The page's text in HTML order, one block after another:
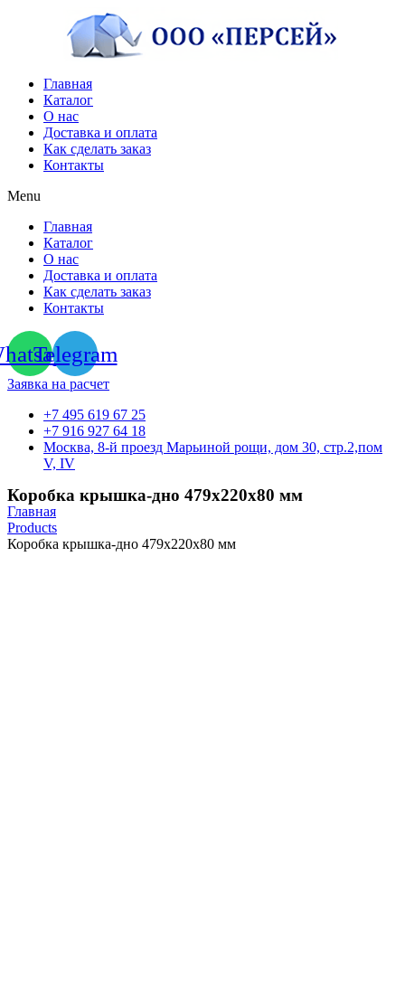
содержимому
Главная
Каталог
О нас
Доставка и оплата
Как сделать заказ
Контакты
Menu
Главная
Каталог
О нас
Доставка и оплата
Как сделать заказ
Контакты
Telegram
Заявка на расчет
+7 495 619 67 25
+7 916 927 64 18
Москва, 8-й проезд Марьиной рощи, дом 30, стр.2,пом
V, IV
Коробка крышка-дно 479х220х80 мм
Главная
Products
Коробка крышка-дно 479х220х80 мм